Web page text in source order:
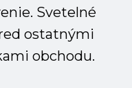
Svetelné
ostatnými
obchodu.